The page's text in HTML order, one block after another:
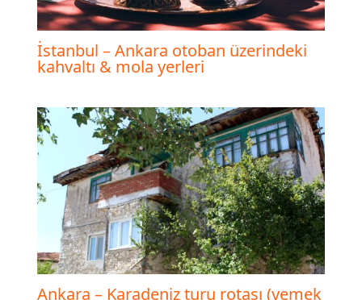
İstanbul – Ankara otoban üzerindeki
kahvaltı & mola yerleri
Ankara – Karadeniz turu rotası (yemek